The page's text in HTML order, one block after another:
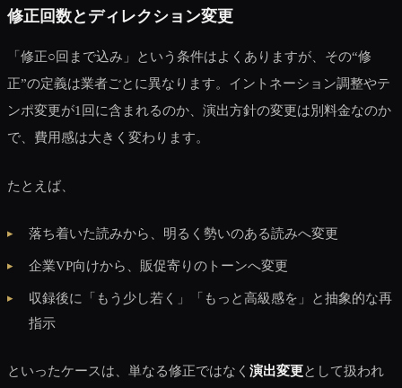
修正回数とディレクション変更
「修正○回まで込み」という条件はよくありますが、その“修
正”の定義は業者ごとに異なります。イントネーション調整やテ
ンポ変更が1回に含まれるのか、演出方針の変更は別料金なのか
で、費用感は大きく変わります。
たとえば、
落ち着いた読みから、明るく勢いのある読みへ変更
企業VP向けから、販促寄りのトーンへ変更
収録後に「もう少し若く」「もっと高級感を」と抽象的な再
指示
といったケースは、単なる修正ではなく 演出変更として扱われ